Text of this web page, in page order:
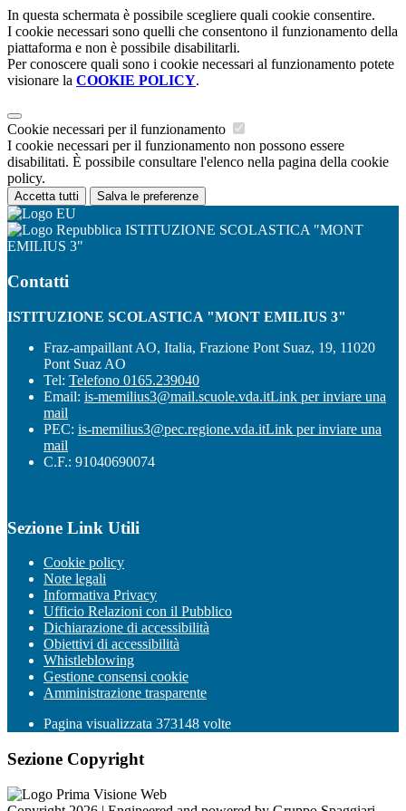
In questa schermata è possibile scegliere quali cookie consentire.
I cookie necessari sono quelli che consentono il funzionamento della
piattaforma e non è possibile disabilitarli.
Per conoscere quali sono i cookie necessari al funzionamento potete
visionare la COOKIE POLICY.
Cookie necessari per il funzionamento
I cookie necessari per il funzionamento non possono essere
disabilitati. È possibile consultare l'elenco nella pagina della cookie
policy.
Accetta tutti Salva le preferenze
ISTITUZIONE SCOLASTICA "MONT
EMILIUS 3"
Contatti
ISTITUZIONE SCOLASTICA "MONT EMILIUS 3"
Fraz-ampaillant AO, Italia, Frazione Pont Suaz, 19, 11020
Pont Suaz AO
Tel: Telefono 0165.239040
Email: is-memilius3@mail.scuole.vda.itLink per inviare una
mail
PEC: is-memilius3@pec.regione.vda.itLink per inviare una
mail
C.F.: 91040690074
Sezione Link Utili
Cookie policy
Note legali
Informativa Privacy
Ufficio Relazioni con il Pubblico
Dichiarazione di accessibilità
Obiettivi di accessibilità
Whistleblowing
Gestione consensi cookie
Amministrazione trasparente
Pagina visualizzata 373148 volte
Sezione Copyright